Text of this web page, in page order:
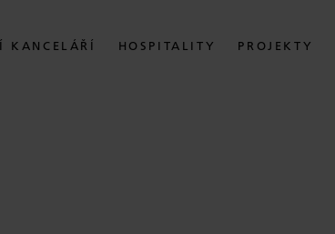
KANCELÁŘÍ HOSPITALITY PROJEKTY